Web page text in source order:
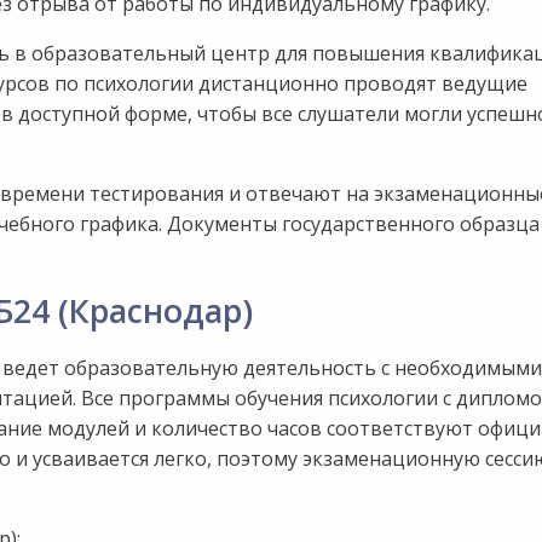
образовательный центр для повышения
по психологии дистанционно проводят ведущие
доступной форме, чтобы все слушатели могли
тестирования и отвечают на
графика. Документы государственного
(Краснодар)
образовательную деятельность с необходимыми
Все программы обучения психологии с
модулей и количество часов соответствуют
усваивается легко, поэтому экзаменационную